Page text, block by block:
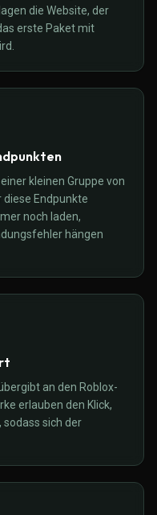
die Website, der
erste Paket mit
kleinen Gruppe von
diese Endpunkte
noch laden,
hängen
an den Roblox-
erlauben den Klick,
sodass sich der